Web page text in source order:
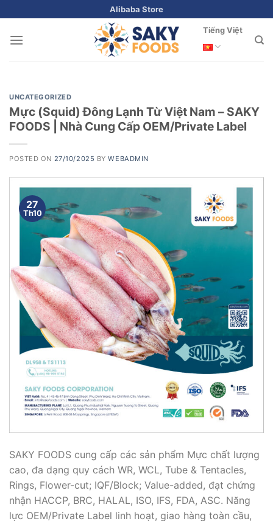
to
content
Alibaba Store
Tiếng Việt
UNCATEGORIZED
Mực (Squid) Đông Lạnh Từ Việt Nam – SAKY
FOODS | Nhà Cung Cấp OEM/Private Label
POSTED ON 27/10/2025 BYWEBADMIN
27
Th10
SAKY FOODS cung cấp các sản phẩm Mực chất lượng
cao, đa dạng quy cách WR, WCL, Tube & Tentacles,
Rings, Flower-cut; IQF/Block; Value-added, đạt chứng
nhận HACCP, BRC, HALAL, ISO, IFS, FDA, ASC. Năng
lực OEM/Private Label linh hoạt, giao hàng toàn cầu,